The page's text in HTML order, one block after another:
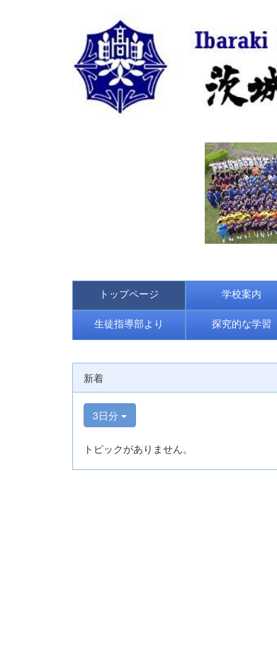
トップページ 学校案内
生徒指導部より 探究的な学習
新着
3日分
トピックがありません。